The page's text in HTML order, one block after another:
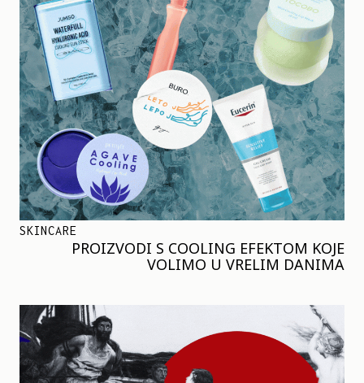
SKINCARE
PROIZVODI S COOLING EFEKTOM KOJE
VOLIMO U VRELIM DANIMA